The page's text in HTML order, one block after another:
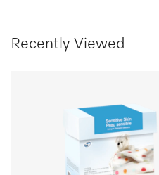
Recently Viewed